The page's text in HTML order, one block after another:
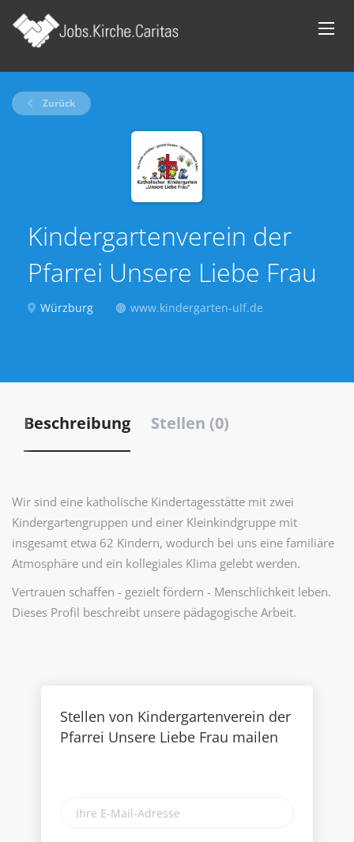
Zurück
Kindergartenverein der
Pfarrei Unsere Liebe Frau
Würzburg www.kindergarten-ulf.de
Beschreibung Stellen (0)
Wir sind eine katholische Kindertagesstätte mit zwei
Kindergartengruppen und einer Kleinkindgruppe mit
insgesamt etwa 62 Kindern, wodurch bei uns eine familiäre
Atmosphäre und ein kollegiales Klima gelebt werden.
Vertrauen schaffen - gezielt fördern - Menschlichkeit leben.
Dieses Profil beschreibt unsere pädagogische Arbeit.
Stellen von Kindergartenverein der
Pfarrei Unsere Liebe Frau mailen